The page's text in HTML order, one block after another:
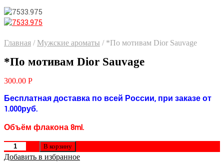
Главная / Мужские ароматы /*По мотивам Dior Sauvage
*По мотивам Dior Sauvage
300.00 Р
Бесплатная доставка по всей России, при заказе от
1.000руб.
Объём флакона 8ml.
В корзину
Добавить в избранное